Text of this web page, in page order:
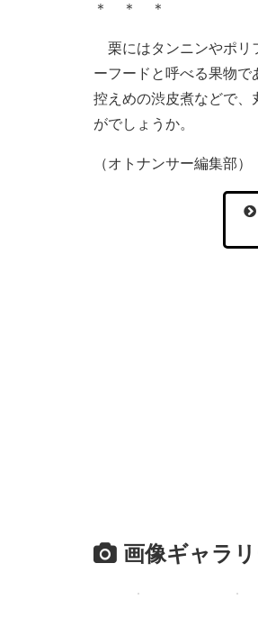
＊ ＊ ＊
栗にはタンニンやポリ
ーフードと呼べる果物
控えめの渋皮煮などで、
がでしょうか。
（オトナンサー編集部）
画像ギャラ